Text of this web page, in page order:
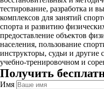
тестирование, разработка и
комплексов для занятий
спорта и развитию
предоставление объектов
населения, пользование
инструкторы, судьи и другие
учебно-тренировочном и
Получить
Имя